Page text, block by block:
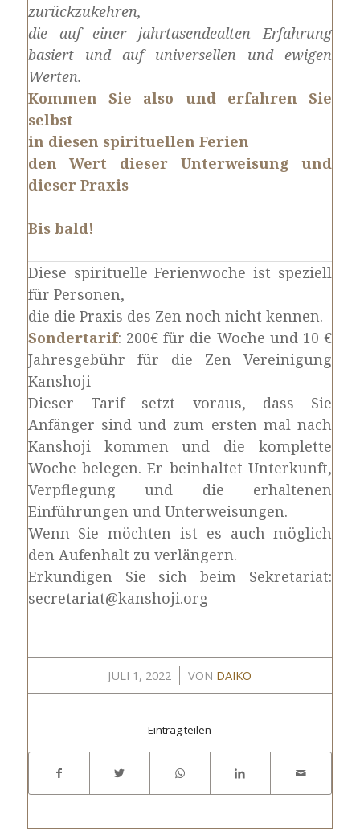
zurückzukehren,
die auf einer jahrtasendealten Erfahrung
basiert und auf universellen und ewigen
Werten.
Kommen Sie also und erfahren Sie
selbst
in diesen spirituellen Ferien
den Wert dieser Unterweisung und
dieser Praxis
Bis bald!
Diese spirituelle Ferienwoche ist speziell
für Personen,
die die Praxis des Zen noch nicht kennen.
Sondertarif: 200€ für die Woche und 10 €
Jahresgebühr für die Zen Vereinigung
Kanshoji
Dieser Tarif setzt voraus, dass Sie
Anfänger sind und zum ersten mal nach
Kanshoji kommen und die komplette
Woche belegen. Er beinhaltet Unterkunft,
Verpflegung und die erhaltenen
Einführungen und Unterweisungen.
Wenn Sie möchten ist es auch möglich
den Aufenhalt zu verlängern.
Erkundigen Sie sich beim Sekretariat:
secretariat@kanshoji.org
JULI 1, 2022
/ VON DAIKO
Eintrag teilen